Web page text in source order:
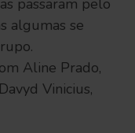
passaram pelo
algumas se
Aline Prado,
Vinicius,